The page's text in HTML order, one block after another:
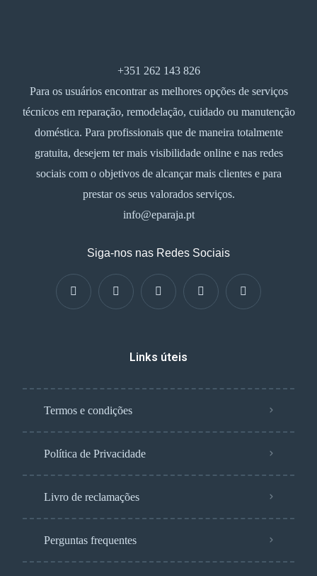
+351 262 143 826
Para os usuários encontrar as melhores opções de serviços
técnicos em reparação, remodelação, cuidado ou manutenção
doméstica. Para profissionais que de maneira totalmente
gratuita, desejem ter mais visibilidade online e nas redes
sociais com o objetivos de alcançar mais clientes e para
prestar os seus valorados serviços.
info@eparaja.pt
Siga-nos nas Redes Sociais
Links úteis
Termos e condições
Política de Privacidade
Livro de reclamações
Perguntas frequentes